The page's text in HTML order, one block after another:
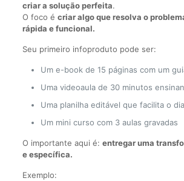
criar a solução perfeita.
O foco é criar algo que resolva o
rápida e funcional.
Seu primeiro infoproduto pode ser:
Um e-book de 15 páginas com um
Uma videoaula de 30 minutos
Uma planilha editável que facilita o
Um mini curso com 3 aulas gravadas
O importante aqui é: entregar uma
e específica.
Exemplo: